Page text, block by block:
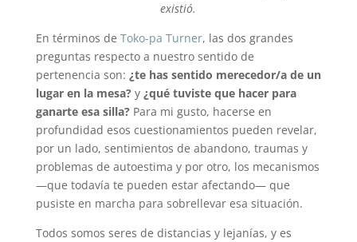
existió.
En términos de Toko-pa Turner, las dos grandes
preguntas respecto a nuestro sentido de
pertenencia son: ¿te has sentido merecedor/a de un
lugar en la mesa?y ¿qué tuviste que hacer para
ganarte esa silla? Para mi gusto, hacerse en
profundidad esos cuestionamientos pueden revelar,
por un lado, sentimientos de abandono, traumas y
problemas de autoestima y por otro, los mecanismos
—que todavía te pueden estar afectando— que
pusiste en marcha para sobrellevar esa situación.
Todos somos seres de distancias y lejanías, y es